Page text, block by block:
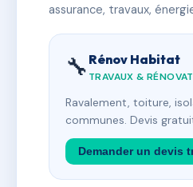
assurance, travaux,
🔧 Rénov Habitat
TRAVAUX &
Ravalement, toiture,
communes. Devis
Demander un devis